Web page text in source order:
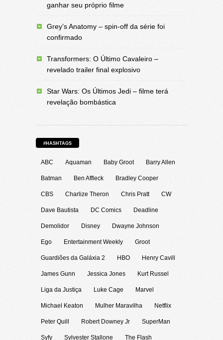
ganhar seu próprio filme
Grey’s Anatomy – spin-off da série foi
confirmado
Transformers: O Último Cavaleiro –
revelado trailer final explosivo
Star Wars: Os Últimos Jedi – filme terá
revelação bombástica
#HASHTAGS
ABC Aquaman Baby Groot Barry Allen
Batman Ben Affleck Bradley Cooper
CBS Charlize Theron Chris Pratt CW
Dave Bautista DC Comics Deadline
Demolidor Disney Dwayne Johnson
Ego Entertainment Weekly Groot
Guardiões da Galáxia 2 HBO Henry Cavill
James Gunn Jessica Jones Kurt Russel
Liga da Justiça Luke Cage Marvel
Michael Keaton Mulher Maravilha Netflix
Peter Quill Robert Downey Jr SuperMan
Syfy Sylvester Stallone The Flash